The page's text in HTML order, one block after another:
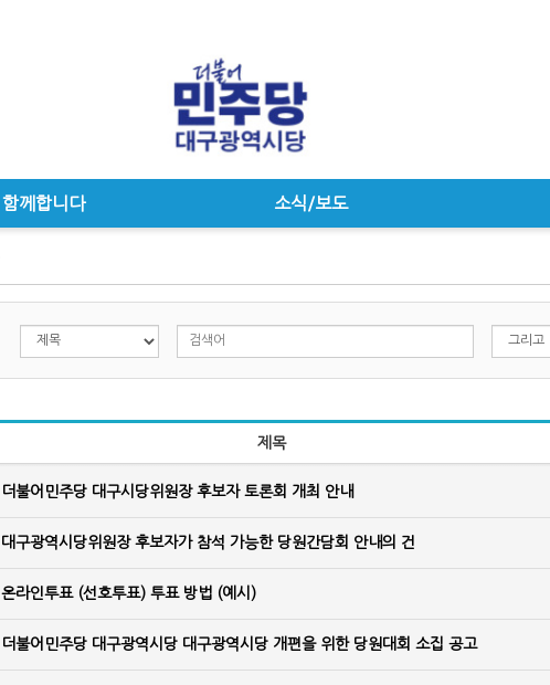
함께합니다 소식/보도
제목
더불어민주당 대구시당위원장 후보자 토론회 개최 안내
대구광역시당위원장 후보자가 참석 가능한 당원간담회 안내의 건
온라인투표 (선호투표) 투표 방법 (예시)
더불어민주당 대구광역시당 대구광역시당 개편을 위한 당원대회 소집 공고